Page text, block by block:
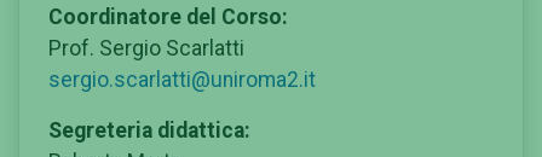
Coordinatore del Corso:
Prof. Sergio Scarlatti
sergio.scarlatti@uniroma2.it
Segreteria didattica: